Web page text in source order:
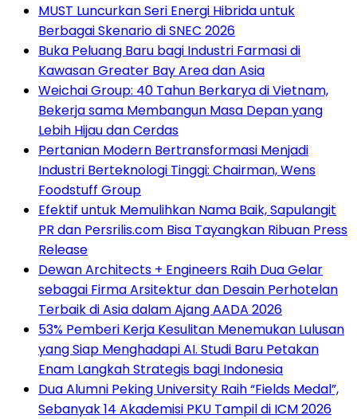
MUST Luncurkan Seri Energi Hibrida untuk
Berbagai Skenario di SNEC 2026
Buka Peluang Baru bagi Industri Farmasi di
Kawasan Greater Bay Area dan Asia
Weichai Group: 40 Tahun Berkarya di Vietnam,
Bekerja sama Membangun Masa Depan yang
Lebih Hijau dan Cerdas
Pertanian Modern Bertransformasi Menjadi
Industri Berteknologi Tinggi: Chairman, Wens
Foodstuff Group
Efektif untuk Memulihkan Nama Baik, Sapulangit
PR dan Persrilis.com Bisa Tayangkan Ribuan Press
Release
Dewan Architects + Engineers Raih Dua Gelar
sebagai Firma Arsitektur dan Desain Perhotelan
Terbaik di Asia dalam Ajang AADA 2026
53% Pemberi Kerja Kesulitan Menemukan Lulusan
yang Siap Menghadapi AI. Studi Baru Petakan
Enam Langkah Strategis bagi Indonesia
Dua Alumni Peking University Raih “Fields Medal”,
Sebanyak 14 Akademisi PKU Tampil di ICM 2026